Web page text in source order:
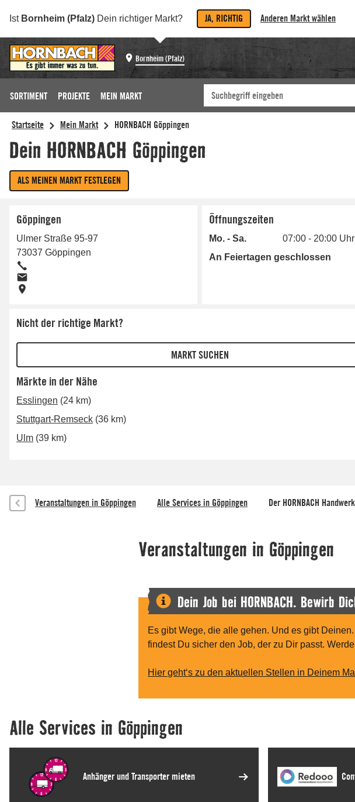
Ist Bornheim (Pfalz) Dein richtiger Markt? JA, RICHTIG Anderen Markt wählen
Bornheim (Pfalz)
SORTIMENT PROJEKTE MEIN MARKT
Göppingen
Ulmer Straße 95-97
73037 Göppingen
Öffnungszeiten
Mo. - Sa.
07:00 - 20:00 Uhr
An Feiertagen geschlossen
Nicht der richtige Markt?
Märkte in der Nähe
Esslingen (24 km)
Stuttgart-Remseck (36 km)
Ulm (39 km)